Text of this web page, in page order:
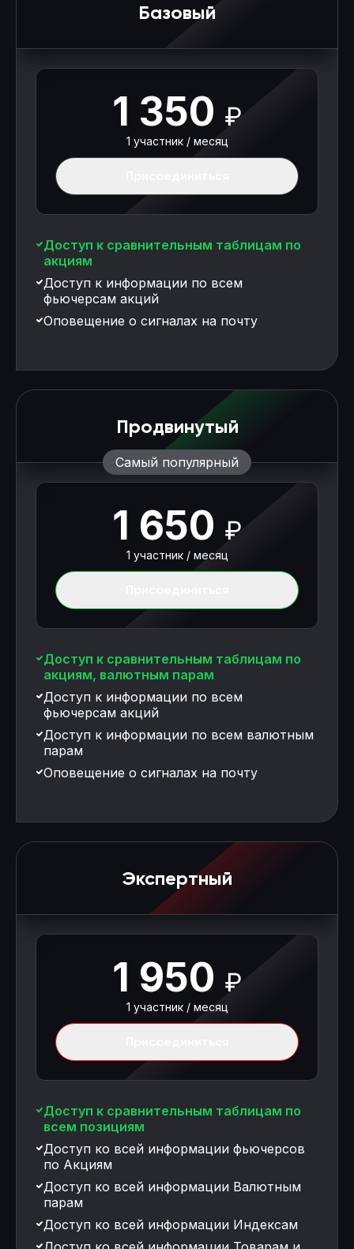
Базовый
1 350 ₽
1 участник / месяц
Доступ к сравнительным таблицам по
акциям
Доступ к информации по всем
фьючерсам акций
Оповещение о сигналах на почту
Продвинутый
Самый популярный
1 650 ₽
1 участник / месяц
Доступ к сравнительным таблицам по
акциям, валютным парам
Доступ к информации по всем
фьючерсам акций
Доступ к информации по всем валютным
парам
Оповещение о сигналах на почту
Экспертный
1 950 ₽
1 участник / месяц
Доступ к сравнительным таблицам по
всем позициям
Доступ ко всей информации фьючерсов
по Акциям
Доступ ко всей информации Валютным
парам
Доступ ко всей информации Индексам